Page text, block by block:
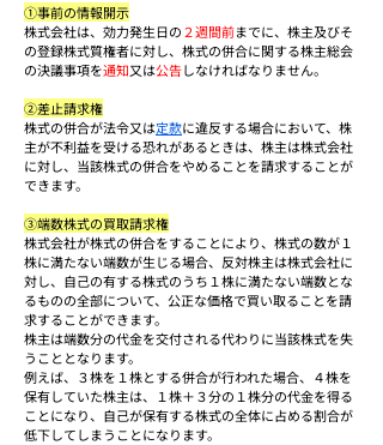
①事前の情報開示
株式会社は、効力発生日の２週間前までに、株主及びそ
の登録株式質権者に対し、株式の併合に関する株主総会
の決議事項を通知又は公告しなければなりません。
②差止請求権
株式の併合が法令又は定款に違反する場合において、株
主が不利益を受ける恐れがあるときは、株主は株式会社
に対し、当該株式の併合をやめることを請求することが
できます。
③端数株式の買取請求権
株式会社が株式の併合をすることにより、株式の数が１
株に満たない端数が生じる場合、反対株主は株式会社に
対し、自己の有する株式のうち１株に満たない端数とな
るものの全部について、公正な価格で買い取ることを請
求することができます。
株主は端数分の代金を交付される代わりに当該株式を失
うこととなります。
例えば、３株を１株とする併合が行われた場合、４株を
保有していた株主は、１株＋３分の１株分の代金を得る
ことになり、自己が保有する株式の全体に占める割合が
低下してしまうことになります。